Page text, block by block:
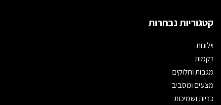
קטגוריות נבחרות
וילונות
רקמות
מגבות וחלוקים
מצעים ומסביב
כריות ושמיכות